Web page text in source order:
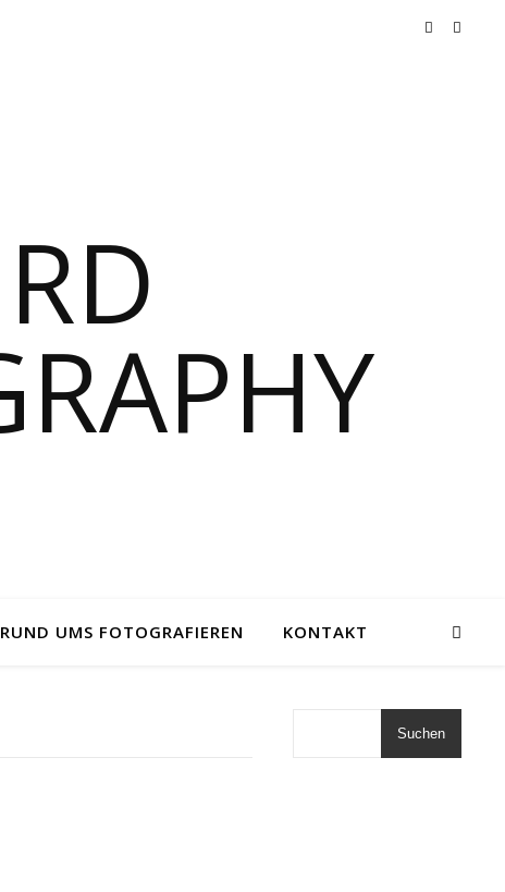
RUND UMS FOTOGRAFIEREN KONTAKT
Suchen